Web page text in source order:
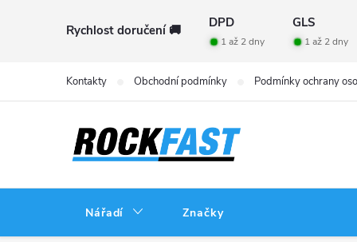
Rychlost doručení 🚚 DPD GLS
1 až 2 dny 1 až 2 dny
Kontakty Obchodní podmínky Podmínky ochrany
Nářadí Značky